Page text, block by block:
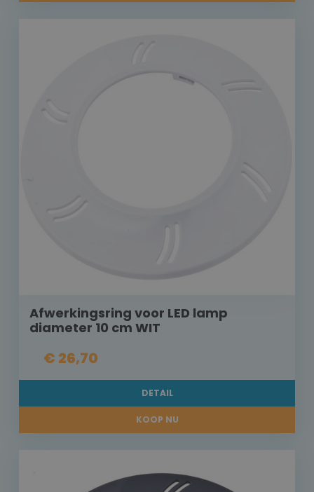
Afwerkingsring voor LED lamp
diameter 10 cm WIT
€ 26,70
DETAIL
KOOP NU